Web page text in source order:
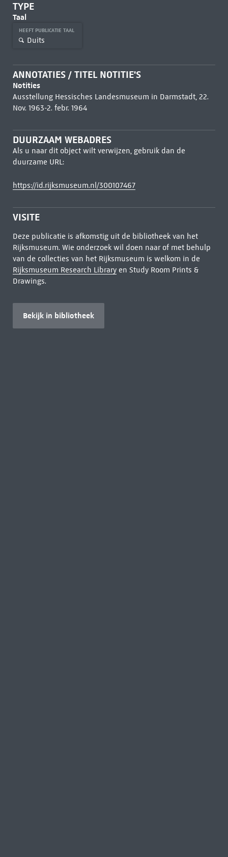
TYPE
Taal
HEEFT PUBLICATIE TAAL
Duits
ANNOTATIES / TITEL NOTITIE'S
Notities
Ausstellung Hessisches Landesmuseum in Darmstadt, 22.
Nov. 1963-2. febr. 1964
DUURZAAM WEBADRES
Als u naar dit object wilt verwijzen, gebruik dan de
duurzame URL:
https://id.rijksmuseum.nl/300107467
VISITE
Deze publicatie is afkomstig uit de bibliotheek van het
Rijksmuseum. Wie onderzoek wil doen naar of met behulp
van de collecties van het Rijksmuseum is welkom in de
Rijksmuseum Research Libraryen Study Room Prints &
Drawings.
Bekijk in bibliotheek